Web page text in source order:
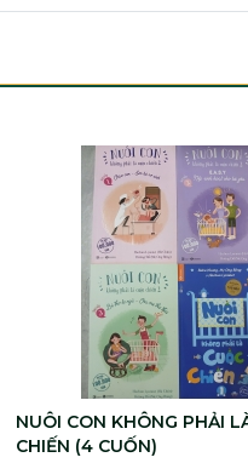
NUÔI CON KHÔNG PHẢI
CHIẾN (4 CUỐN)